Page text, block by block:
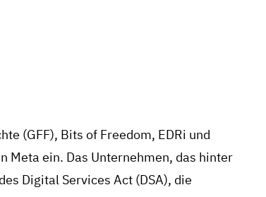
(GFF), Bits of Freedom, EDRi und
Meta ein. Das Unternehmen, das hinter
Digital Services Act (DSA), die